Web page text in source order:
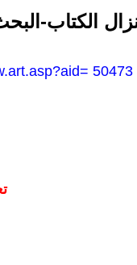
الكتاب-
50473